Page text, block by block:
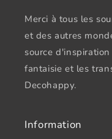
Merci à tous les
et des autres
source
fantaisie et les
Decohappy.
Information